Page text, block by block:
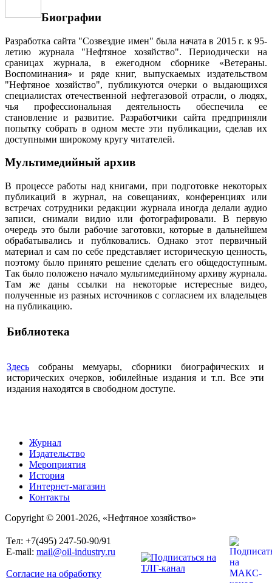
Биографии
Разработка сайта "Созвездие имен" была начата в 2015 г. к 95-
летию журнала "Нефтяное хозяйство". Периодически на
сраницах журнала, в ежегодном сборнике «Ветераны.
Воспоминания» и ряде книг, выпускаемых издательством
"Нефтяное хозяйство", публикуются очерки о выдающихся
специалистах отечественной нефтегазовой отрасли, о людях,
чья профессиональная деятельность обеспечила ее
становление и развитие. Разработчики сайта предприняли
попытку собрать в одном месте эти публикации, сделав их
доступными широкому кругу читателей.
Мультимедийный архив
В процессе работы над книгами, при подготовке некоторых
публикаций в журнал, на совещаниях, конференциях или
встречах сотрудники редакции журнала иногда делали аудио
записи, снимали видио или фотографировали. В первую
очередь это были рабочие заготовки, которые в дальнейшем
обрабатывались и публковались. Однако этот первичный
материал и сам по себе представляет историческую ценность,
поэтому было принято решение сделать его общедоступным.
Так было положено начало мультимедийному архиву журнала.
Там же даны ссылки на некоторые истересные видео,
полученные из разных источников с согласием их владельцев
на публикацию.
Библиотека
Здесь собраны мемуары, сборники биографических и
исторических очерков, юбилейные издания и т.п. Все эти
издания находятся в свободном доступе.
Журнал
Издательство
Мероприятия
История
Интернет-магазин
Контакты
Copyright © 2001-2026, «Нефтяное хозяйство»
Тел: +7(495) 247-50-90/91
E-mail: mail@oil-industry.ru
Согласие на обработку